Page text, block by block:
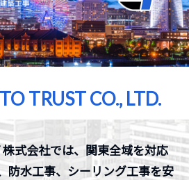
TRUST CO., LTD.
式会社では、関東全域を対応
防水工事、シーリング工事を安